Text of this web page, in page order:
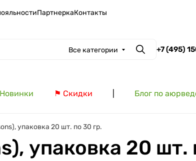
ПартнеркаКонтакты
Все категории Поиск
+7 (495)
⚑ Скидки Блог по
упаковка 20 шт. по 30 гр.
упаковка 20 шт.